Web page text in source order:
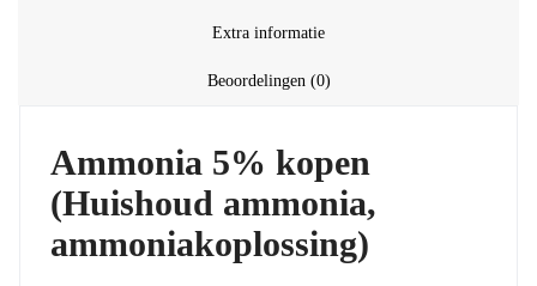
Extra informatie
Beoordelingen (0)
Ammonia 5% kopen
(Huishoud ammonia,
ammoniakoplossing)